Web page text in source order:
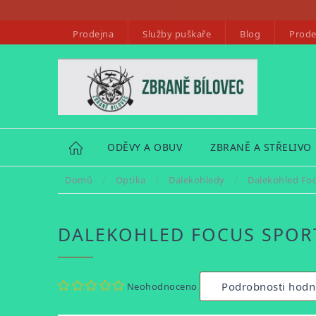
Prodejna Služby puškaře Blog
HOME ODĚVY A OBUV ZBRANĚ A STŘELIVO
Domů / Optika / Dalekohledy / Dalekohled
DALEKOHLED FOCUS
hodnocení
Neohodnoceno Podrobnosti